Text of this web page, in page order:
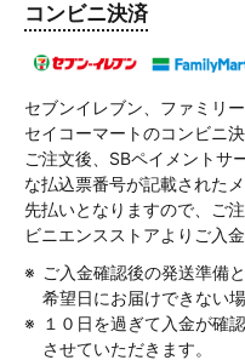
コンビニ決済
セブンイレブン、ファミリ
セイコーマートのコンビニ
ご注文後、SBペイメントサ
な払込票番号が記載された
先払いとなりますので、ご
ビニエンスストアよりご入金
ご入金確認後の発送準備
希望日にお届けできない
１０日を過ぎて入金が確
させていただきます。